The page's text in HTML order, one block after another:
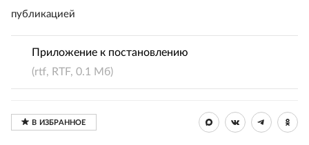
публикацией
Приложение к постановлению
(rtf, RTF, 0.1 Мб)